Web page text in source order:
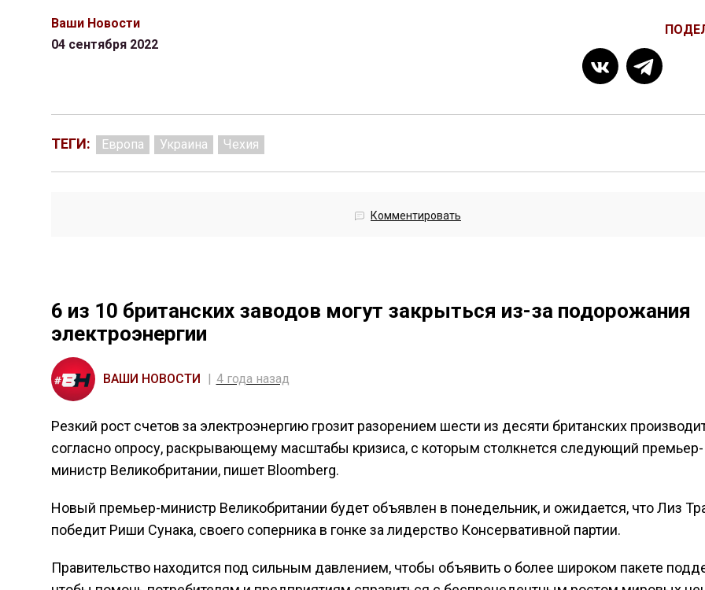
Ваши Новости
04 сентября 2022
ТЕГИ: Европа Украина Чехия
Комментировать
6 из 10 британских заводов могут закрыться из-за подорожания
электроэнергии
ВАШИ НОВОСТИ 4 года назад
Резкий рост счетов за электроэнергию грозит разорением шести из десяти британских
согласно опросу, раскрывающему масштабы кризиса, с которым столкнется следующий премьер-
министр Великобритании, пишет Bloomberg.
Новый премьер-министр Великобритании будет объявлен в понедельник, и ожидается, что Лиз
победит Риши Сунака, своего соперника в гонке за лидерство Консервативной партии.
Правительство находится под сильным давлением, чтобы объявить о более широком пакете